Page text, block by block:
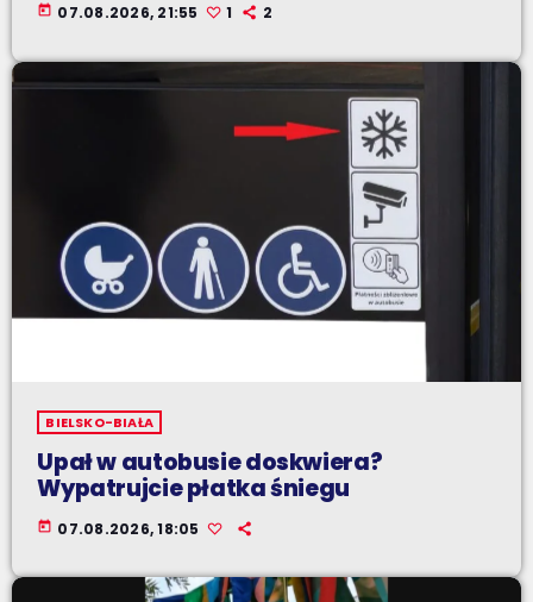
today 07.08.2026, 21:55 1 2
BIELSKO-BIAŁA
Upał w autobusie doskwiera?
Wypatrujcie płatka śniegu
today 07.08.2026, 18:05